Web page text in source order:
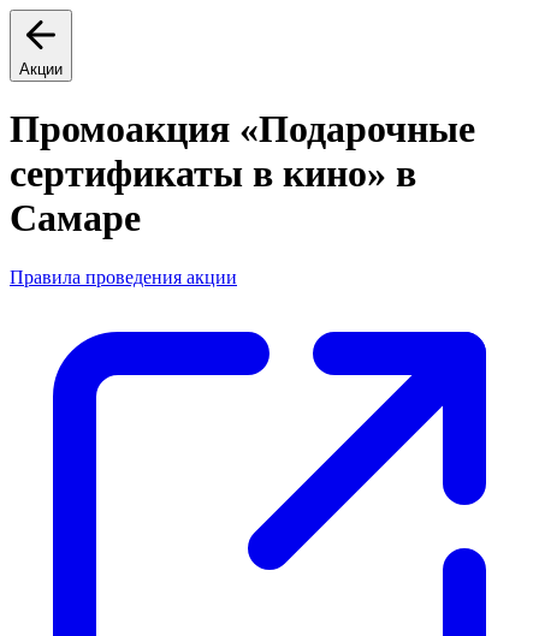
Акции
Промоакция «Подарочные
сертификаты в кино» в
Самаре
Правила проведения акции